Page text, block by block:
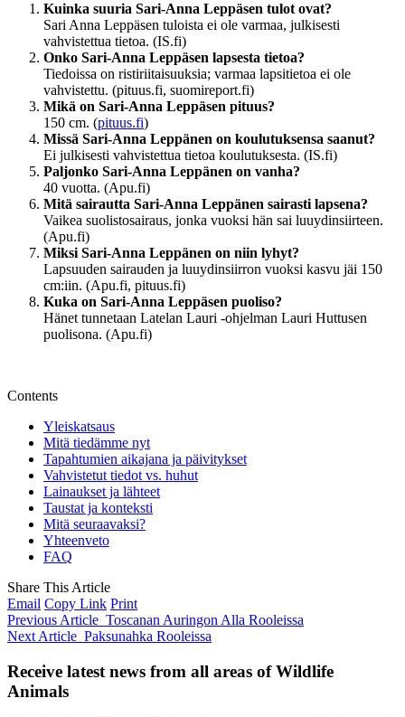
Kuinka suuria Sari-Anna Leppäsen tulot ovat?
Sari Anna Leppäsen tuloista ei ole varmaa, julkisesti
vahvistettua tietoa. (IS.fi)
Onko Sari-Anna Leppäsen lapsesta tietoa?
Tiedoissa on ristiriitaisuuksia; varmaa lapsitietoa ei ole
vahvistettu. (pituus.fi, suomireport.fi)
Mikä on Sari-Anna Leppäsen pituus?
150 cm. (pituus.fi)
Missä Sari-Anna Leppänen on koulutuksensa saanut?
Ei julkisesti vahvistettua tietoa koulutuksesta. (IS.fi)
Paljonko Sari-Anna Leppänen on vanha?
40 vuotta. (Apu.fi)
Mitä sairautta Sari-Anna Leppänen sairasti lapsena?
Vaikea suolistosairaus, jonka vuoksi hän sai luuydinsiirteen.
(Apu.fi)
Miksi Sari-Anna Leppänen on niin lyhyt?
Lapsuuden sairauden ja luuydinsiirron vuoksi kasvu jäi 150
cm:iin. (Apu.fi, pituus.fi)
Kuka on Sari-Anna Leppäsen puoliso?
Hänet tunnetaan Latelan Lauri -ohjelman Lauri Huttusen
puolisona. (Apu.fi)
Contents
Yleiskatsaus
Mitä tiedämme nyt
Tapahtumien aikajana ja päivitykset
Vahvistetut tiedot vs. huhut
Lainaukset ja lähteet
Taustat ja konteksti
Mitä seuraavaksi?
Yhteenveto
FAQ
Share This Article
Email Copy Link Print
Previous Article Toscanan Auringon Alla Rooleissa
Next Article Paksunahka Rooleissa
Receive latest news from all areas of Wildlife
Animals